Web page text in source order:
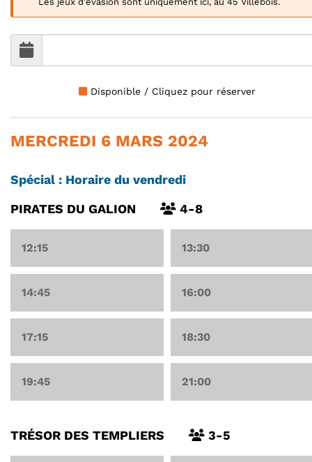
Disponible / Cliquez pour réserver
MERCREDI 6 MARS 2024
Spécial : Horaire du vendredi
PIRATES DU GALION
4-8
12:15 13:30
14:45 16:00
17:15 18:30
19:45 21:00
TRÉSOR DES TEMPLIERS 3-5